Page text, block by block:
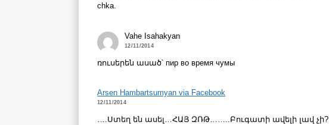
chka.
Vahe Isahakyan
12/11/2014
ռուսերեն ասած՝ пир во время чумы
Arsen Hambartsumyan via Facebook
12/11/2014
….Ստեղ են ասել…ՀԱՅ ԶՌԹ……..Բուգատի ավելի լավ չի?